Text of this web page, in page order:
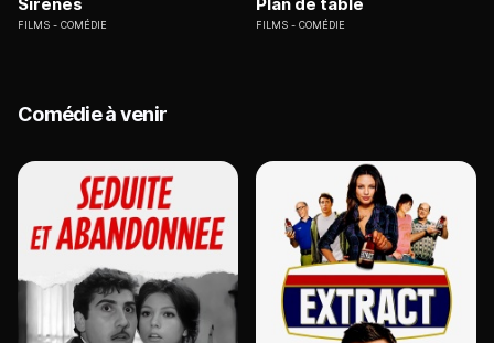
FILMS COMÉDIE FILMS COMÉDIE
Comédie à venir